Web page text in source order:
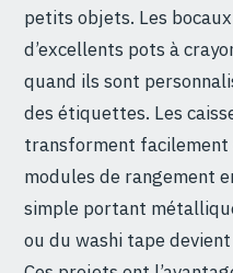
petits objets. Les
d’excellents pots à
quand ils sont
des étiquettes. Les
transforment facilement
modules de rangement
simple portant
ou du washi tape